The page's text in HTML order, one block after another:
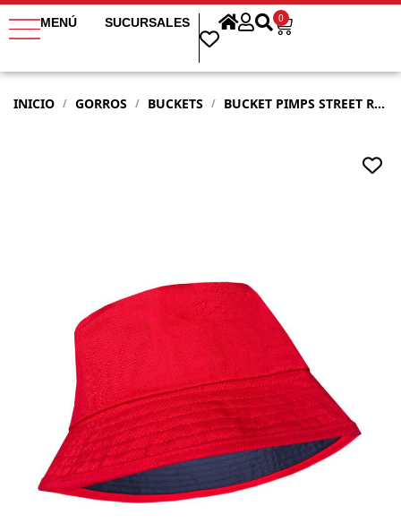
MENÚ SUCURSALES 0
INICIO / GORROS / BUCKETS / BUCKET PIMPS STREET ROJO BLANCO